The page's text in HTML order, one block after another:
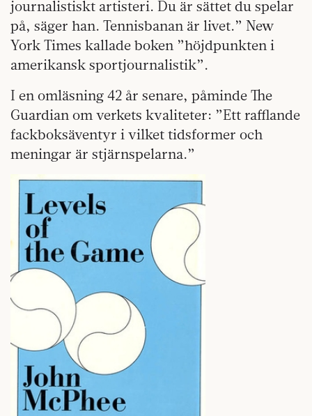
journalistiskt artisteri. Du är sättet du spelar
på, säger han. Tennisbanan är livet.” New
York Times kallade boken ”höjdpunkten i
amerikansk sportjournalistik”.
I en omläsning 42 år senare, påminde The
Guardian om verkets kvaliteter: ”Ett rafflande
fackboksäventyr i vilket tidsformer och
meningar är stjärnspelarna.”